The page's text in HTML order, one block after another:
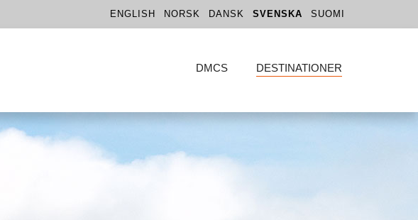
ENGLISH NORSK DANSK SVENSKA SUOMI
DMCS DESTINATIONER